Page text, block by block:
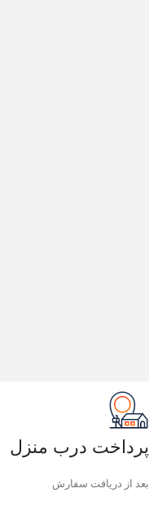
پرداخت درب منزل
بعد از دریافت سفارش